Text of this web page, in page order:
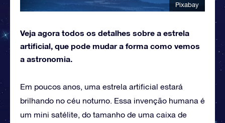
Pixabay
Veja agora todos os detalhes sobre a estrela
artificial, que pode mudar a forma como vemos
a astronomia.
Em poucos anos, uma estrela artificial estará
brilhando no céu noturno. Essa invenção humana é
um mini satélite, do tamanho de uma caixa de